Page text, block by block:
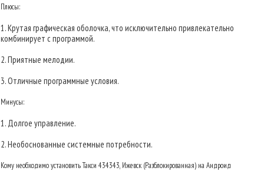
Плюсы:
1. Крутая графическая оболочка, что исключительно привлекательно
комбинирует с программой.
2. Приятные мелодии.
3. Отличные программные условия.
Минусы:
1. Долгое управление.
2. Необоснованные системные потребности.
Кому необходимо установить Такси 434343, Ижевск (Разблокированная) на Андроид